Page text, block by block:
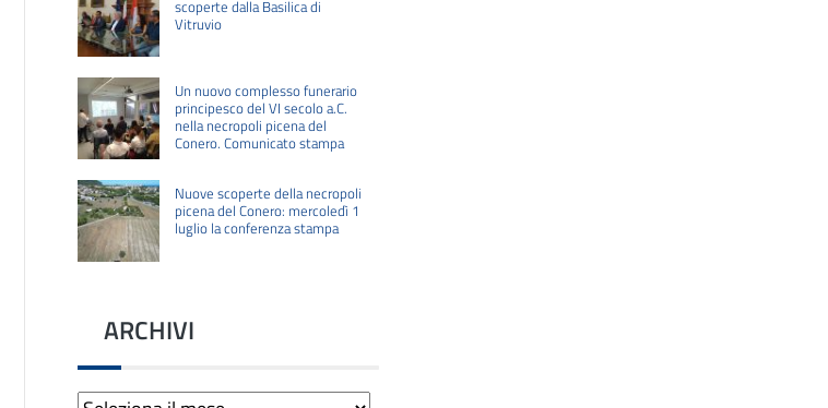
scoperte dalla Basilica di
Vitruvio
Un nuovo complesso funerario
principesco del VI secolo a.C.
nella necropoli picena del
Conero. Comunicato stampa
Nuove scoperte della necropoli
picena del Conero: mercoledì 1
luglio la conferenza stampa
ARCHIVI